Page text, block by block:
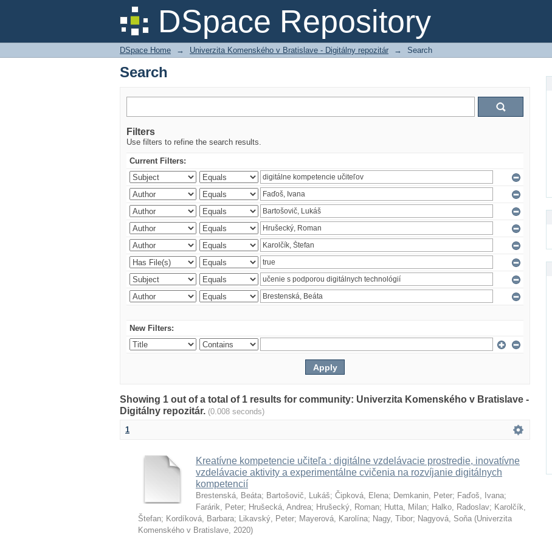
DSpace Repository
Search
DSpace Home → Univerzita Komenského v Bratislave - Digitálny repozitár → Search
Search
Filters
Use filters to refine the search results.
Current Filters:
New Filters:
Showing 1 out of a total of 1 results for community: Univerzita Komenského v Bratislave -
Digitálny repozitár. (0.008 seconds)
1
Kreatívne kompetencie učiteľa : digitálne vzdelávacie prostredie, inovatívne
vzdelávacie aktivity a experimentálne cvičenia na rozvíjanie digitálnych
kompetencií
Brestenská, Beáta; Bartošovič, Lukáš; Čipková, Elena; Demkanin, Peter; Faďoš, Ivana;
Farárik, Peter; Hrušecká, Andrea; Hrušecký, Roman; Hutta, Milan; Halko, Radoslav; Karolčík,
Štefan; Kordíková, Barbara; Likavský, Peter; Mayerová, Karolína; Nagy, Tibor; Nagyová, Soňa (Univerzita
Komenského v Bratislave, 2020)